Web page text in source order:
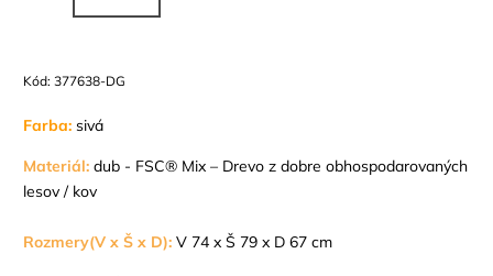
Kód: 377638-DG
Farba: sivá
Materiál: dub - FSC® Mix – Drevo z dobre obhospodarovaných
lesov / kov
Rozmery(V x Š x D): V 74 x Š 79 x D 67 cm